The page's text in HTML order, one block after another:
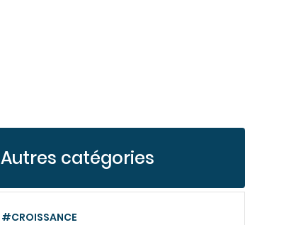
Autres catégories
#CROISSANCE